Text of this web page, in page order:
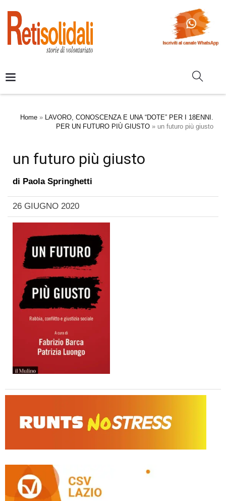
Home » LAVORO, CONOSCENZA E UNA “DOTE” PER I 18ENNI.
PER UN FUTURO PIÙ GIUSTO » un futuro più giusto
un futuro più giusto
di Paola Springhetti
26 GIUGNO 2020